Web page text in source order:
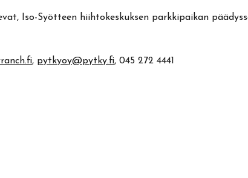
Iso-Syötteen hiihtokeskuksen parkkipaikan
, pytkyoy@pytky.fi, 045 272 4441